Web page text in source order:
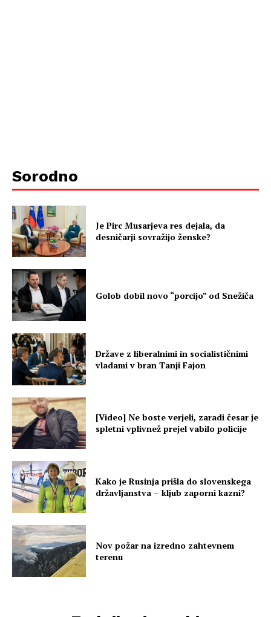
Sorodno
Je Pirc Musarjeva res dejala, da
desničarji sovražijo ženske?
Golob dobil novo “porcijo” od Snežiča
Države z liberalnimi in socialističnimi
vladami v bran Tanji Fajon
[Video] Ne boste verjeli, zaradi česar je
spletni vplivnež prejel vabilo policije
Kako je Rusinja prišla do slovenskega
državljanstva – kljub zaporni kazni?
Nov požar na izredno zahtevnem
terenu